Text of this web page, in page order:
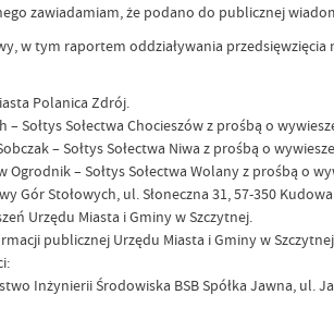
zawiadamiam, że podano do publicznej
w tym raportem oddziaływania
Polanica Zdrój.
– Sołtys Sołectwa Chocieszów z prośbą o
– Sołtys Sołectwa Niwa z prośbą o
Ogrodnik – Sołtys Sołectwa Wolany z prośbą o
Gór Stołowych, ul. Słoneczna 31, 57-350
Urzędu Miasta i Gminy w Szczytnej.
publicznej Urzędu Miasta i Gminy w
Inżynierii Środowiska BSB Spółka Jawna, ul.